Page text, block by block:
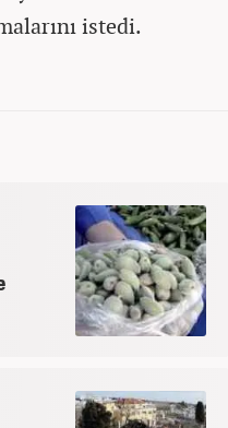
istedi.